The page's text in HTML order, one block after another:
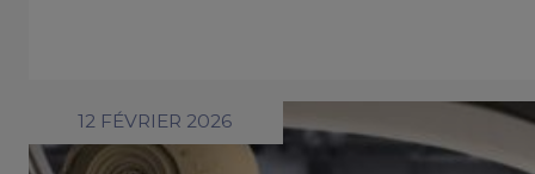
12 FÉVRIER 2026